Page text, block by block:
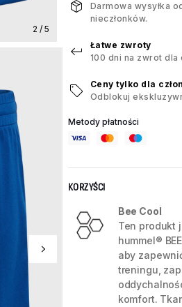
2 / 5
Darmowa wysyłka
nieczłonków.
Łatwe zwroty
100 dni na zwrot dla
Ceny tylko dla
Odblokuj
Metody płatności
KORZYŚCI
Bee Cool
Ten produkt
hummel®
aby
treningu,
komfort.